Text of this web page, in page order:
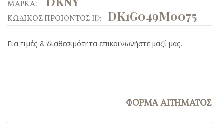
ΜΑΡΚΑ:
ΚΩΔΙΚΟΣ ΠΡΟΙΟΝΤΟΣ ID: DK1G049M0075
Για τιμές & διαθεσιμότητα επικοινωνήστε μαζί μας.
ΦΟΡΜΑ ΑΙΤΗΜΑΤΟΣ